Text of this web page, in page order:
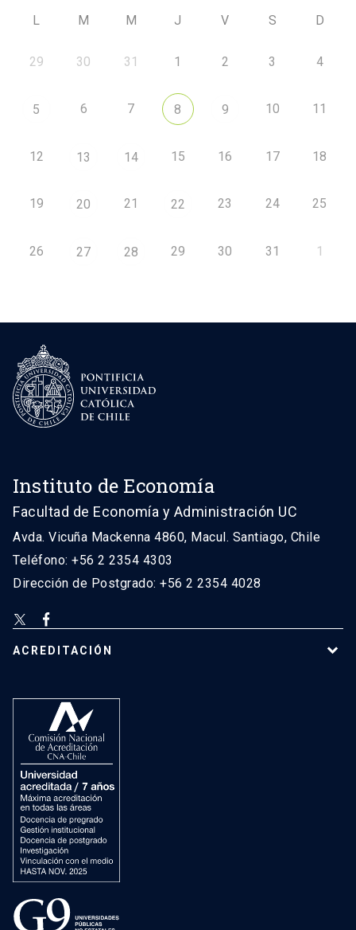
L M M J V S D
29 30 31 1 2 3 4
5 6 7 8 9 10 11
12 13 14 15 16 17 18
19 20 21 22 23 24 25
26 27 28 29 30 31 1
Instituto de Economía
Facultad de Economía y Administración UC
Avda. Vicuña Mackenna 4860, Macul. Santiago, Chile
Teléfono: +56 2 2354 4303
Dirección de Postgrado: +56 2 2354 4028
ACREDITACIÓN